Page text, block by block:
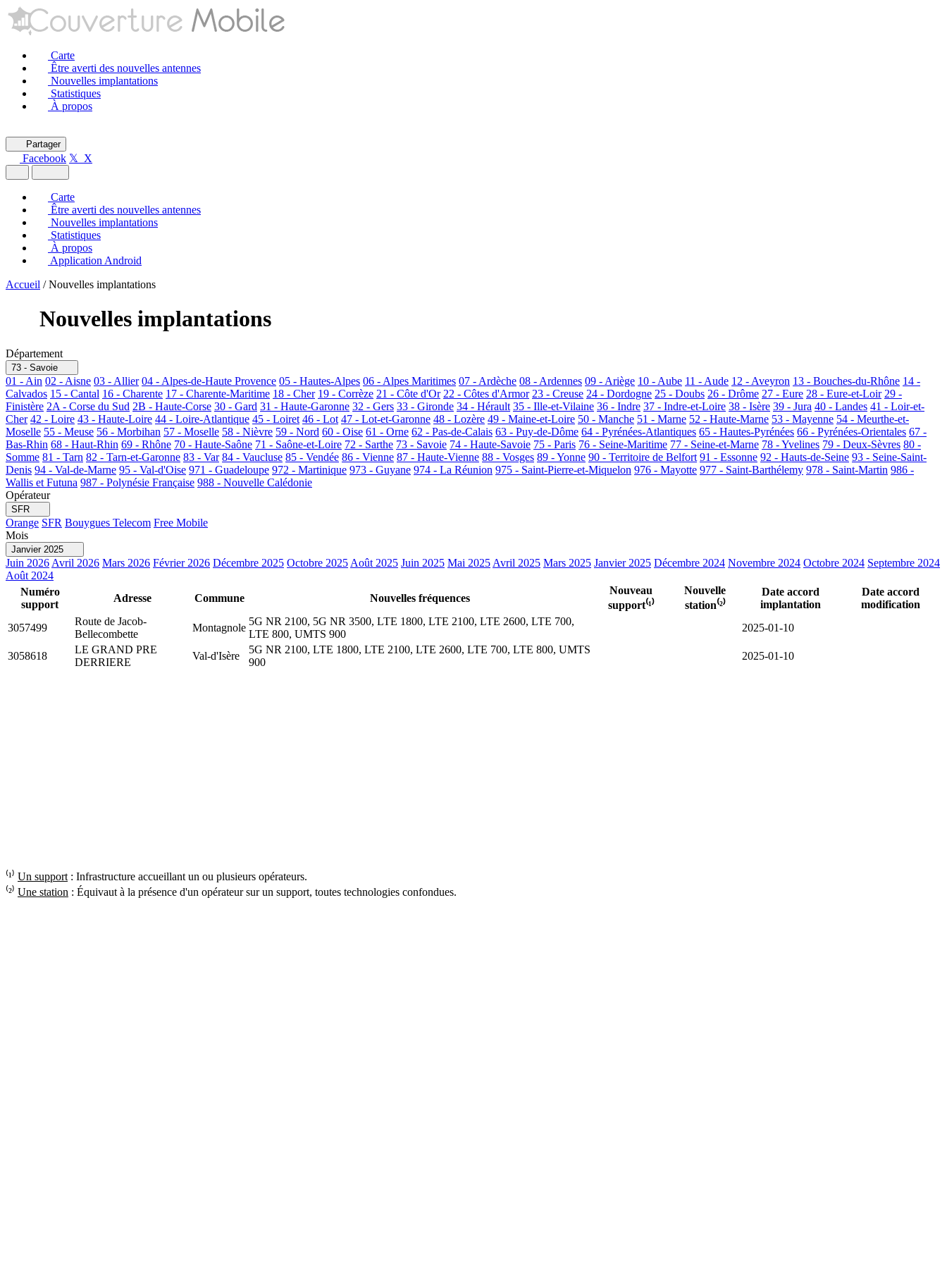
Carte
Être averti des nouvelles antennes
Nouvelles implantations
Statistiques
À propos
Partager
Facebook 𝕏 X
Carte
Être averti des nouvelles antennes
Nouvelles implantations
Statistiques
À propos
Application Android
Accueil / Nouvelles implantations
Nouvelles implantations
Département
73 - Savoie
01 - Ain 02 - Aisne 03 - Allier 04 - Alpes-de-Haute Provence 05 - Hautes-Alpes 06 - Alpes Maritimes 07 - Ardèche 08 - Ardennes 09 - Ariège 10 - Aube 11 - Aude 12 - Aveyron 13 - Bouches-du-Rhône 14 -
Calvados 15 - Cantal 16 - Charente 17 - Charente-Maritime 18 - Cher 19 - Corrèze 21 - Côte d'Or 22 - Côtes d'Armor 23 - Creuse 24 - Dordogne 25 - Doubs 26 - Drôme 27 - Eure 28 - Eure-et-Loir 29 -
Finistère 2A - Corse du Sud 2B - Haute-Corse 30 - Gard 31 - Haute-Garonne 32 - Gers 33 - Gironde 34 - Hérault 35 - Ille-et-Vilaine 36 - Indre 37 - Indre-et-Loire 38 - Isère 39 - Jura 40 - Landes 41 - Loir-et-
Cher 42 - Loire 43 - Haute-Loire 44 - Loire-Atlantique 45 - Loiret 46 - Lot 47 - Lot-et-Garonne 48 - Lozère 49 - Maine-et-Loire 50 - Manche 51 - Marne 52 - Haute-Marne 53 - Mayenne 54 - Meurthe-et-
Moselle 55 - Meuse 56 - Morbihan 57 - Moselle 58 - Nièvre 59 - Nord 60 - Oise 61 - Orne 62 - Pas-de-Calais 63 - Puy-de-Dôme 64 - Pyrénées-Atlantiques 65 - Hautes-Pyrénées 66 - Pyrénées-Orientales 67 -
Bas-Rhin 68 - Haut-Rhin 69 - Rhône 70 - Haute-Saône 71 - Saône-et-Loire 72 - Sarthe 73 - Savoie 74 - Haute-Savoie 75 - Paris 76 - Seine-Maritime 77 - Seine-et-Marne 78 - Yvelines 79 - Deux-Sèvres 80 -
Somme 81 - Tarn 82 - Tarn-et-Garonne 83 - Var 84 - Vaucluse 85 - Vendée 86 - Vienne 87 - Haute-Vienne 88 - Vosges 89 - Yonne 90 - Territoire de Belfort 91 - Essonne 92 - Hauts-de-Seine 93 - Seine-Saint-
Denis 94 - Val-de-Marne 95 - Val-d'Oise 971 - Guadeloupe 972 - Martinique 973 - Guyane 974 - La Réunion 975 - Saint-Pierre-et-Miquelon 976 - Mayotte 977 - Saint-Barthélemy 978 - Saint-Martin 986 -
Wallis et Futuna 987 - Polynésie Française 988 - Nouvelle Calédonie
Opérateur
SFR
Orange SFR Bouygues Telecom Free Mobile
Mois
Janvier 2025
Juin 2026 Avril 2026 Mars 2026 Février 2026 Décembre 2025 Octobre 2025 Août 2025 Juin 2025 Mai 2025 Avril 2025 Mars 2025 Janvier 2025 Décembre 2024 Novembre 2024 Octobre 2024 Septembre 2024
Août 2024
Numéro
support
Adresse Commune Nouvelles fréquences
Nouveau
support⁽¹⁾
Nouvelle
station⁽²⁾
Date accord
implantation
Date accord
modification
3057499
Route de Jacob-
Bellecombette
Montagnole
5G NR 2100, 5G NR 3500, LTE 1800, LTE 2100, LTE 2600, LTE 700,
LTE 800, UMTS 900
2025-01-10
3058618
LE GRAND PRE
DERRIERE
Val-d'Isère
5G NR 2100, LTE 1800, LTE 2100, LTE 2600, LTE 700, LTE 800, UMTS
900
2025-01-10
⁽¹⁾ Un support : Infrastructure accueillant un ou plusieurs opérateurs.
⁽²⁾ Une station : Équivaut à la présence d'un opérateur sur un support, toutes technologies confondues.